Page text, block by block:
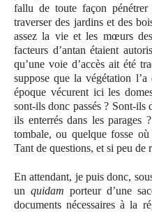
fallu de toute façon pénétrer
traverser des jardins et des
assez la vie et les mœurs
facteurs d’antan étaient
qu’une voie d’accès ait été
suppose que la végétation
époque vécurent ici les
sont-ils donc passés ? Sont-ils
ils enterrés dans les parages
tombale, ou quelque fosse
Tant de questions, et si peu de
En attendant, je puis donc,
un quidam porteur d’une
documents nécessaires à la